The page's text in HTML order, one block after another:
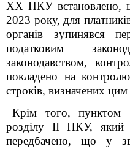
ХХ ПКУ встановлено,
2023 року, для
органів зупинявся
податковим
законодавством,
покладено на
строків, визначених
Крім того, пунктом
розділу ІІ ПКУ,
передбачено, що у